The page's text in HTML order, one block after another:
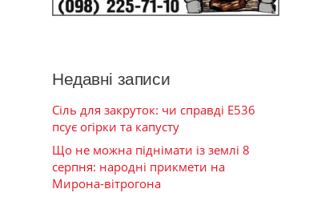
Недавні записи
Сіль для закруток: чи справді Е536
псує огірки та капусту
Що не можна піднімати із землі 8
серпня: народні прикмети на
Мирона-вітрогона